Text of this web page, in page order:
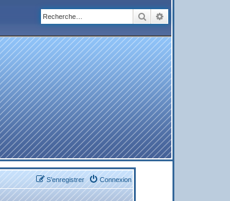
Rechercher
Connexion
S’enregistrer